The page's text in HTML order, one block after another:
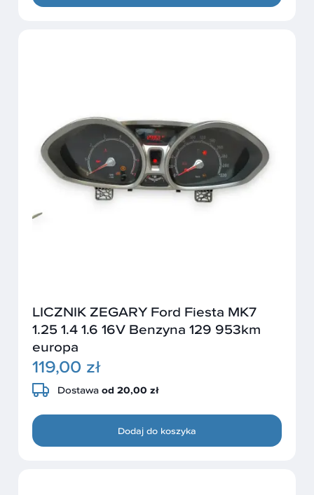
LICZNIK ZEGARY Ford Fiesta MK7
1.25 1.4 1.6 16V Benzyna 129 953km
europa
119,00 zł
Dostawa od 20,00 zł
Dodaj do koszyka